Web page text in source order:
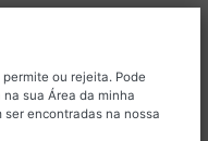
8
ou rejeita. Pode
na sua Área da minha
ser encontradas na nossa